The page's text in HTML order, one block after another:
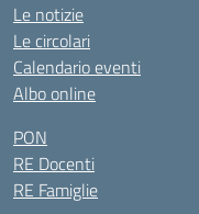
Le notizie
Le circolari
Calendario eventi
Albo online
PON
RE Docenti
RE Famiglie